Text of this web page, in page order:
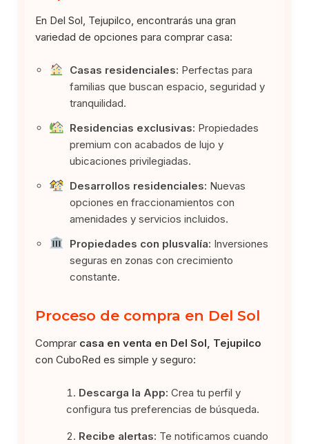
En Del Sol, Tejupilco, encontrarás una gran
variedad de opciones para comprar casa:
Casas residenciales: Perfectas para
familias que buscan espacio, seguridad y
tranquilidad.
Residencias exclusivas: Propiedades
premium con acabados de lujo y
ubicaciones privilegiadas.
Desarrollos residenciales: Nuevas
opciones en fraccionamientos con
amenidades y servicios incluidos.
Propiedades con plusvalía: Inversiones
seguras en zonas con crecimiento
constante.
Proceso de compra en Del Sol
Comprar casa en venta en Del Sol, Tejupilco
con CuboRed es simple y seguro:
Descarga la App: Crea tu perfil y
configura tus preferencias de búsqueda.
Recibe alertas: Te notificamos cuando